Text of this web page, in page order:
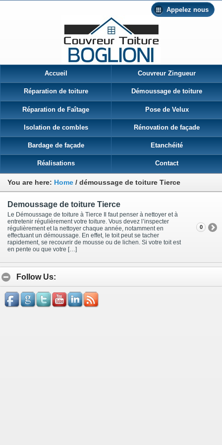
Appelez nous
Accueil Couvreur Zingueur
Réparation de toiture Démoussage de toiture
Réparation de Faîtage Pose de Velux
Isolation de combles Rénovation de façade
Bardage de façade Etanchéité
Réalisations Contact
You are here: Home / démoussage de toiture Tierce
Demoussage de toiture Tierce
Le Démoussage de toiture à Tierce Il faut penser à nettoyer et à
entretenir régulièrement votre toiture. Vous devez l’inspecter
régulièrement et la nettoyer chaque année, notamment en
effectuant un démoussage. En effet, le toit peut se tacher
rapidement, se recouvrir de mousse ou de lichen. Si votre toit est
en pente ou que votre […]
0
Follow Us: